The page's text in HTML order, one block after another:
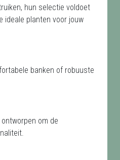
hun selectie voldoet
ideale planten voor jouw
banken of robuuste
om de